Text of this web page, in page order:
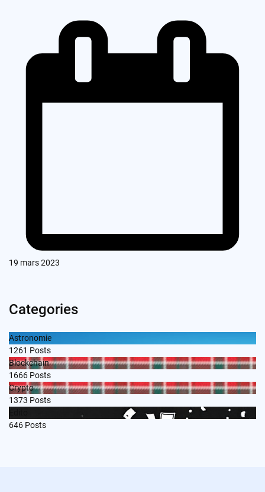
19 mars 2023
Categories
Astronomie
1261 Posts
Blockchain
1666 Posts
Crypto
1373 Posts
646 Posts